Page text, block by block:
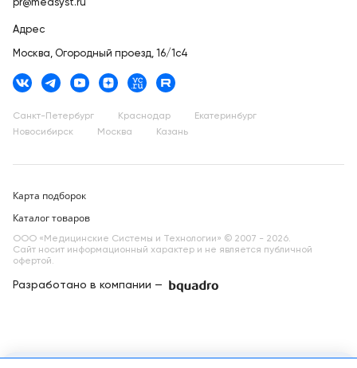
pr@medsyst.ru
Адрес
Москва, Огородный проезд, 16/1с4
Санкт-Петербург Краснодар
Екатеринбург
Новосибирск
Москва Казань
Карта подборок
Каталог товаров
ООО «Медицинские Системы и Технологии» © 2007 - 2026.
Сайт носит информационный характер и не является публичной
офертой.
Разработано в компании —